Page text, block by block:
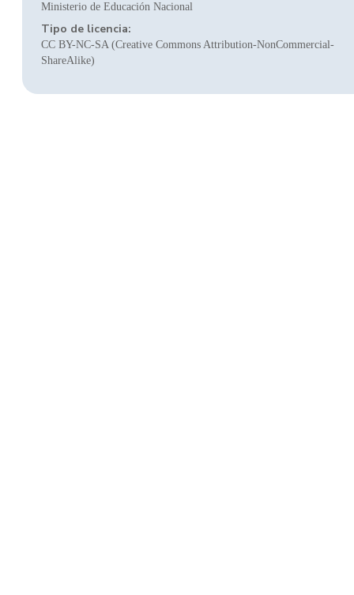
Ministerio de Educación Nacional
Tipo de licencia:
CC BY-NC-SA (Creative Commons Attribution-NonCommercial-
ShareAlike)